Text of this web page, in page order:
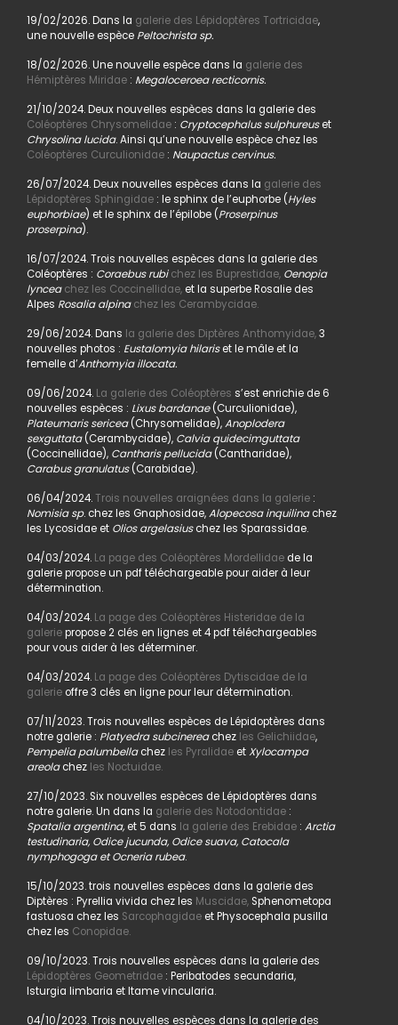
19/02/2026. Dans la galerie des Lépidoptères Tortricidae,
une nouvelle espèce Peltochrista sp.
18/02/2026. Une nouvelle espèce dans la galerie des
Hémiptères Miridae: Megaloceroea recticornis.
21/10/2024. Deux nouvelles espèces dans la galerie des
Coléoptères Chrysomelidae: Cryptocephalus sulphureuset
Chrysolina lucida. Ainsi qu’une nouvelle espèce chez les
Coléoptères Curculionidae : Naupactus cervinus.
26/07/2024. Deux nouvelles espèces dans la galerie des
Lépidoptères Sphingidae: le sphinx de l’euphorbe (Hyles
euphorbiae) et le sphinx de l’épilobe (Proserpinus
proserpina).
16/07/2024. Trois nouvelles espèces dans la galerie des
Coléoptères : Coraebus rubi chez les Buprestidae, Oenopia
lyncea chez les Coccinellidae,et la superbe Rosalie des
Alpes Rosalia alpina chez les Cerambycidae.
29/06/2024. Dans la galerie des Diptères Anthomyidae,3
nouvelles photos : Eustalomyia hilariset le mâle et la
femelle d’Anthomyia illocata.
09/06/2024.La galerie des Coléoptères s’est enrichie de 6
nouvelles espèces : Lixus bardanae(Curculionidae),
Plateumaris sericea(Chrysomelidae),Anoplodera
sexguttata(Cerambycidae), Calvia quidecimguttata
(Coccinellidae), Cantharis pellucida(Cantharidae),
Carabus granulatus(Carabidae).
06/04/2024.Trois nouvelles araignées dans la galerie:
Nomisia sp. chez les Gnaphosidae,Alopecosa inquilinachez
les Lycosidae et Olios argelasiuschez les Sparassidae.
04/03/2024. La page des Coléoptères Mordellidaede la
galerie propose un pdf téléchargeable pour aider à leur
détermination.
04/03/2024. La page des Coléoptères Histeridae de la
galeriepropose 2 clés en lignes et 4 pdf téléchargeables
pour vous aider à les déterminer.
04/03/2024. La page des Coléoptères Dytiscidae de la
galerieoffre 3 clés en ligne pour leur détermination.
07/11/2023. Trois nouvelles espèces de Lépidoptères dans
notre galerie : Platyedra subcinereachez les Gelichiidae,
Pempelia palumbellachez les PyralidaeetXylocampa
areolachez les Noctuidae.
27/10/2023. Six nouvelles espèces de Lépidoptères dans
notre galerie. Un dans la galerie des Notodontidae:
Spatalia argentina, et 5 dans la galerie des Erebidae: Arctia
testudinaria, Odice jucunda, Odice suava, Catocala
nymphogoga et Ocneria rubea.
15/10/2023. trois nouvelles espèces dans la galerie des
Diptères : Pyrellia vivida chez les Muscidae,Sphenometopa
fastuosa chez les Sarcophagidaeet Physocephala pusilla
chez les Conopidae.
09/10/2023. Trois nouvelles espèces dans la galerie des
Lépidoptères Geometridae: Peribatodes secundaria,
Isturgia limbaria et Itame vincularia.
04/10/2023. Trois nouvelles espèces dans la galerie des